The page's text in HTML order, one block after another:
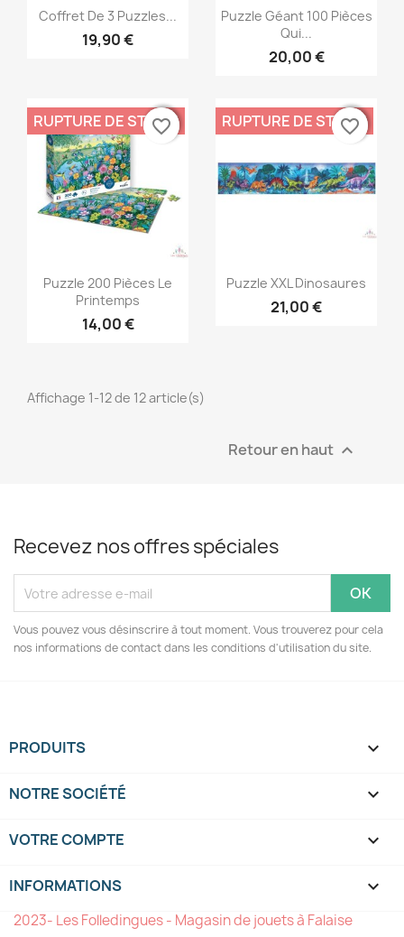
Aperçu rapide
Coffret De 3 Puzzles...
19,90 €
Aperçu rapide
Puzzle Géant 100 Pièces
Qui...
20,00 €
Aperçu rapide
Puzzle 200 Pièces Le
Printemps
14,00 €
RUPTURE DE STOCK
favorite_border
favorite_border
Aperçu rapide
Puzzle XXL Dinosaures
21,00 €
RUPTURE DE STOCK
favorite_border
favorite_border
Affichage 1-12 de 12 article(s)
Retour en haut 
Recevez nos offres spéciales
Vous pouvez vous désinscrire à tout moment. Vous trouverez pour cela
nos informations de contact dans les conditions d'utilisation du site.
PRODUITS 
NOTRE SOCIÉTÉ 
VOTRE COMPTE 
INFORMATIONS keyboard_arrow_down
2023- Les Folledingues - Magasin de jouets à Falaise